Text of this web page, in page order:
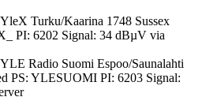
Turku/Kaarina 1748 Sussex
PI: 6202 Signal: 34 dBµV via
Radio Suomi Espoo/Saunalahti
PS: YLESUOMI PI: 6203 Signal: